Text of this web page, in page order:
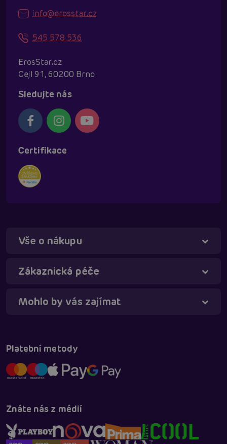
info@erosstar.cz
545 578 536
ErosStar.cz
Cejl 91, 60200 Brno
Sledujte nás
Certifikace
Vše o nákupu
Zákaznická péče
Mohlo by vás zajímat
Platební metody
Znáte nás z médií
Táňa - virtuální asistentka